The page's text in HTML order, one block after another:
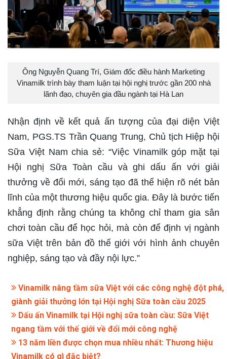
Ông Nguyễn Quang Trí, Giám đốc điều hành Marketing
Vinamilk trình bày tham luận tại hội nghị trước gần 200 nhà
lãnh đạo, chuyên gia đầu ngành tại Hà Lan
Nhận định về kết quả ấn tượng của đại diện Việt
Nam, PGS.TS Trần Quang Trung, Chủ tịch Hiệp hội
Sữa Việt Nam chia sẻ: “Việc Vinamilk góp mặt tại
Hội nghị Sữa Toàn cầu và ghi dấu ấn với giải
thưởng về đổi mới, sáng tạo đã thể hiện rõ nét bản
lĩnh của một thương hiệu quốc gia. Đây là bước tiến
khẳng định rằng chúng ta không chỉ tham gia sân
chơi toàn cầu để học hỏi, mà còn để định vị ngành
sữa Việt trên bản đồ thế giới với hình ảnh chuyên
nghiệp, sáng tạo và đầy nội lực.”
Vinamilk nâng tầm sữa Việt với các công nghệ đột phá,
giành giải thưởng lớn tại Hội nghị Sữa toàn cầu 2025
Dấu ấn Vinamilk tại Hội nghị sữa toàn cầu: Sữa Việt
ngang tầm với thế giới về đổi mới công nghệ
13 năm liền được chọn mua nhiều nhất: Thương hiệu
Vinamilk có gì đặc biệt?